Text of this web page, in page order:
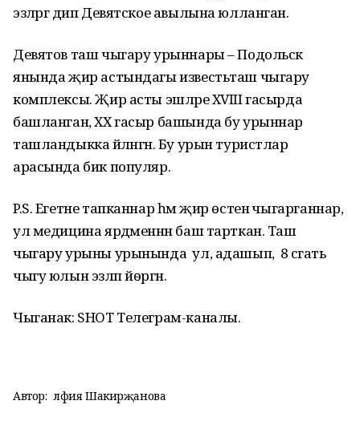
эзләргә дип Девятское авылына юлланган.
Девятов таш чыгару урыннары – Подольск
янында җир астындагы известьташ чыгару
комплексы. Җир асты эшләре XVIII гасырда
башланган, ХХ гасыр башында бу урыннар
ташландыкка әйләнгән. Бу урын туристлар
арасында бик популяр.
P.S. Егетне тапканнар һәм җир өстенә чыгарганнар,
ул медицина ярдәменнән баш тарткан. Таш
чыгару урыны урынында ул, адашып, 8 сәгать
чыгу юлын эзләп йөргән.
Чыганак: SHOT Телеграм-каналы.
Автор: Әлфия Шакирҗанова